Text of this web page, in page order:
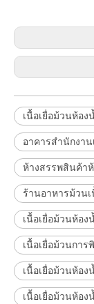
เนื้อเยื่อม้วนห้อง
อาคารสำนักงา
ห้างสรรพสินค้า
ร้านอาหารม้วนเ
เนื้อเยื่อม้วนห้อ
เนื้อเยื่อม้วนการ
เนื้อเยื่อม้วนห้อง
เนื้อเยื่อม้วนห้อ